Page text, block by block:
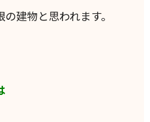
建物と思われます。